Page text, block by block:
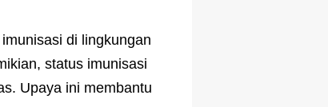
di lingkungan
status imunisasi
Upaya ini membantu